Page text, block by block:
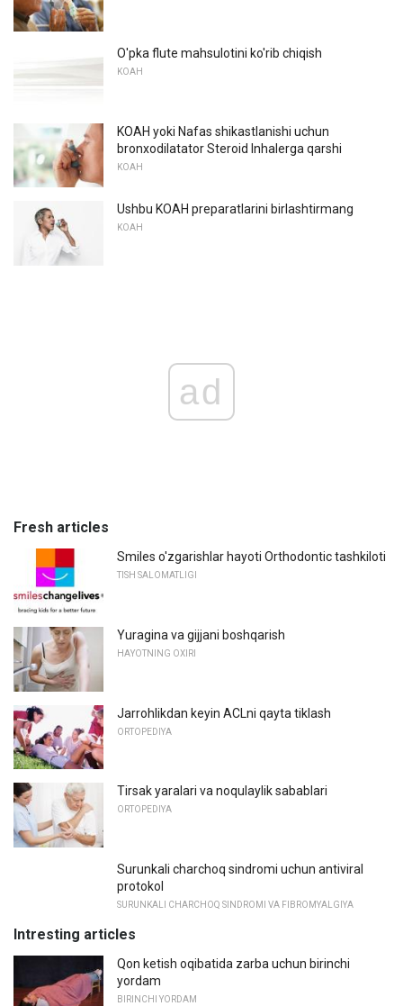
O'pka flute mahsulotini ko'rib chiqish
KOAH
KOAH yoki Nafas shikastlanishi uchun
bronxodilatator Steroid Inhalerga qarshi
KOAH
Ushbu KOAH preparatlarini birlashtirmang
KOAH
ad
Fresh articles
Smiles o'zgarishlar hayoti Orthodontic tashkiloti
TISH SALOMATLIGI
Yuragina va gijjani boshqarish
HAYOTNING OXIRI
Jarrohlikdan keyin ACLni qayta tiklash
ORTOPEDIYA
Tirsak yaralari va noqulaylik sabablari
ORTOPEDIYA
Surunkali charchoq sindromi uchun antiviral
protokol
SURUNKALI CHARCHOQ SINDROMI VA FIBROMYALGIYA
Intresting articles
Qon ketish oqibatida zarba uchun birinchi
yordam
BIRINCHI YORDAM